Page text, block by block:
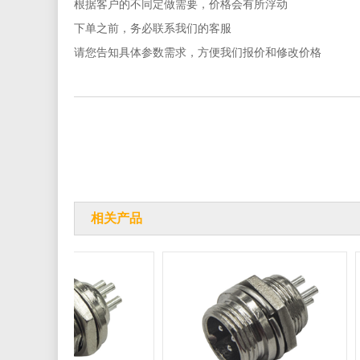
根据客户的不同定做需要，价格会有所浮动
下单之前，务必联系我们的客服
请您告知具体参数需求，方便我们报价和修改价格
相关产品